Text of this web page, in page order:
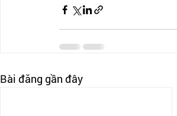
Bài đăng gần đây